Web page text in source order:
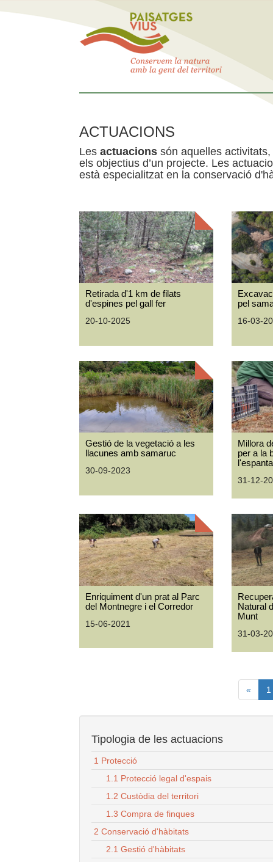
ACTUACIONS
Les actuacions són aquelles
els objectius d’un projecte. Les
està especialitzat en la conservació
Retirada d'1 km de filats
d'espines pel gall fer
20-10-2025
pel
16-03-
Gestió de la vegetació a les
llacunes amb samaruc
30-09-2023
Millora
per a la
31-12-
Enriquiment d'un prat al Parc
del Montnegre i el Corredor
15-06-2021
Natural
Munt
31-03-
« 1
Tipologia de les actuacions
1 Protecció
1.1 Protecció legal d'espais
1.2 Custòdia del territori
1.3 Compra de finques
2 Conservació d'hàbitats
2.1 Gestió d'hàbitats